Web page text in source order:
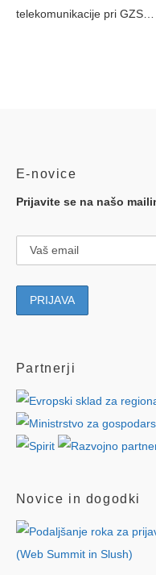
telekomunikacije pri GZS…
E-novice
Prijavite se na našo
Partnerji
Novice in dogodki